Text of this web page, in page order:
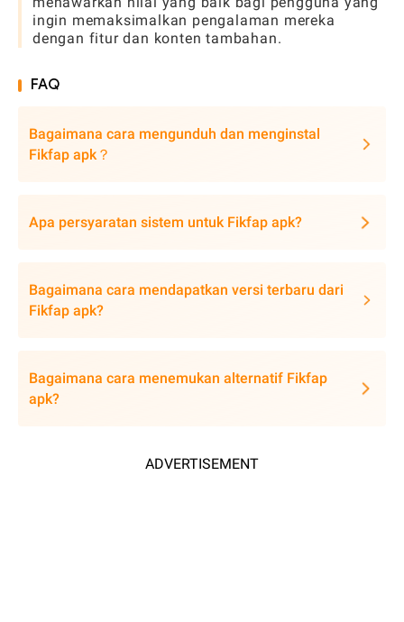
ingin memaksimalkan pengalaman mereka
dengan fitur dan konten tambahan.
FAQ
Bagaimana cara mengunduh dan menginstal
Fikfap apk？
Apa persyaratan sistem untuk Fikfap apk?
Bagaimana cara mendapatkan versi terbaru dari
Fikfap apk?
Bagaimana cara menemukan alternatif Fikfap
apk?
ADVERTISEMENT